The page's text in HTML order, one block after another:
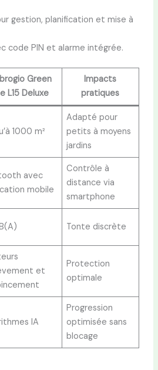
gestion, planification et mise à
code PIN et alarme intégrée.
Green
L15 Deluxe
Impacts
pratiques
1000 m²
Adapté pour
petits à moyens
jardins
avec
mobile
Contrôle à
distance via
smartphone
Tonte discrète
et
Protection
optimale
IA
Progression
optimisée sans
blocage